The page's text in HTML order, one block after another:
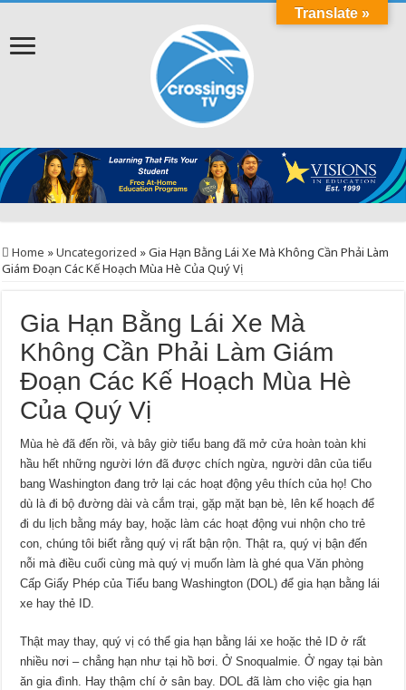
Home »Uncategorized »Gia Hạn Bằng Lái Xe Mà Không Cần Phải Làm
Giám Đoạn Các Kế Hoạch Mùa Hè Của Quý Vị
Gia Hạn Bằng Lái Xe Mà
Không Cần Phải Làm Giám
Đoạn Các Kế Hoạch Mùa Hè
Của Quý Vị
Mùa hè đã đến rồi, và bây giờ tiểu bang đã mở cửa hoàn toàn khi
hầu hết những người lớn đã được chích ngừa, người dân của tiểu
bang Washington đang trở lại các hoạt động yêu thích của họ! Cho
dù là đi bộ đường dài và cắm trại, gặp mặt bạn bè, lên kế hoạch để
đi du lịch bằng máy bay, hoặc làm các hoạt động vui nhộn cho trẻ
con, chúng tôi biết rằng quý vị rất bận rộn. Thật ra, quý vị bận đến
nỗi mà điều cuối cùng mà quý vị muốn làm là ghé qua Văn phòng
Cấp Giấy Phép của Tiểu bang Washington (DOL) để gia hạn bằng lái
xe hay thẻ ID.
Thật may thay, quý vị có thể gia hạn bằng lái xe hoặc thẻ ID ở rất
nhiều nơi – chẳng hạn như tại hồ bơi. Ở Snoqualmie. Ở ngay tại bàn
ăn gia đình. Hay thậm chí ở sân bay. DOL đã làm cho việc gia hạn
Translate »